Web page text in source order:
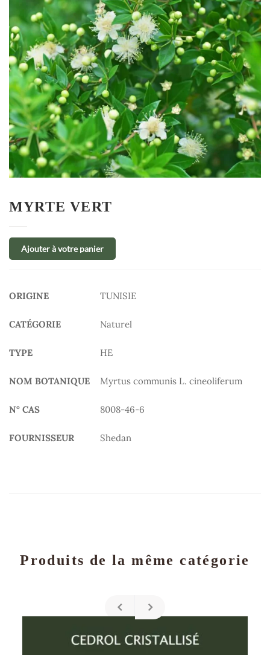
MYRTE VERT
Ajouter à votre panier
ORIGINE TUNISIE
CATÉGORIE Naturel
TYPE HE
NOM BOTANIQUE Myrtus communis L. cineoliferum
N° CAS 8008-46-6
FOURNISSEUR Shedan
Produits de la même catégorie